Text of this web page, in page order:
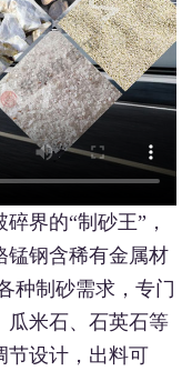
界的“制砂王”，
锰钢含稀有金属材
种制砂需求，专门
瓜米石、石英石等
节设计，出料可